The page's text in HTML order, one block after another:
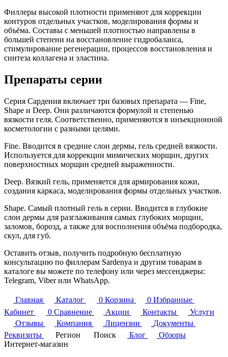
Филлеры высокой плотности применяют для коррекции
контуров отдельных участков, моделирования формы и
объёма. Составы с меньшей плотностью направлены в
большей степени на восстановление гидробаланса,
стимулирование регенерации, процессов восстановления и
синтеза коллагена и эластина.
Препараты серии
Серия Сардения включает три базовых препарата — Fine,
Shape и Deep. Они различаются формулой и степенью
вязкости геля. Соответственно, применяются в инъекционной
косметологии с разными целями.
Fine. Вводится в средние слои дермы, гель средней вязкости.
Используется для коррекции мимических морщин, других
поверхностных морщин средней выраженности.
Deep. Вязкий гель, применяется для армирования кожи,
создания каркаса, моделирования формы отдельных участков.
Shape. Самый плотный гель в серии. Вводится в глубокие
слои дермы для разглаживания самых глубоких морщин,
заломов, борозд, а также для восполнения объёма подбородка,
скул, для губ.
Оставить отзыв, получить подробную бесплатную
консультацию по филлерам Sardenya и другим товарам в
каталоге вы можете по телефону или через мессенджеры:
Telegram, Viber или WhatsApp.
Главная Каталог 0 Корзина 0 Избранные
Кабинет
0 Сравнение Акции Контакты
Услуги
Отзывы
Компания Лицензии
Документы
Реквизиты
Регион Поиск Блог
Обзоры
Интернет-магазин